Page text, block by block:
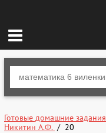
Готовые домашние задания
Никитин А.Ф.
20